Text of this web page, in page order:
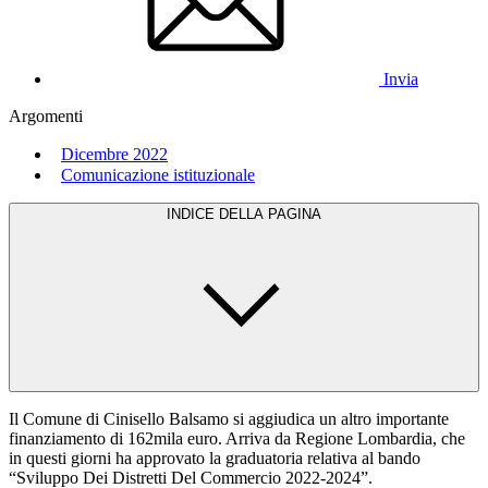
Invia
Argomenti
Dicembre 2022
Comunicazione istituzionale
INDICE DELLA PAGINA
Il Comune di Cinisello Balsamo si aggiudica un altro importante
finanziamento di 162mila euro. Arriva da Regione Lombardia, che
in questi giorni ha approvato la graduatoria relativa al bando
“Sviluppo Dei Distretti Del Commercio 2022-2024”.